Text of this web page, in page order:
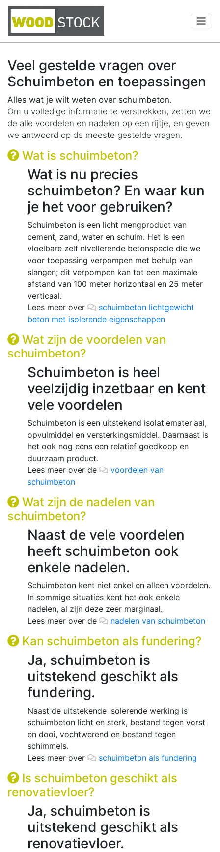
Veel gestelde vragen over
Schuimbeton en toepassingen
Alles wat je wilt weten over schuimbeton.
Om u volledige informatie te verstrekken, zetten we
de alle voordelen en nadelen op een rijtje, en geven
we antwoord op de meeste gestelde vragen.
Wat is schuimbeton?
Wat is nu precies
schuimbeton? En waar kun
je het voor gebruiken?
Schuimbeton is een licht mengproduct van
cement, zand, water en schuim. Het is een
vloeibare zelf nivellerende betonspecie die we
voor toepassing verpompen met behulp van
slangen; dit verpompen kan tot een maximale
afstand van 100 meter horizontaal en 25 meter
verticaal.
Lees meer over
schuimbeton lichtgewicht
beton met isolerende eigenschappen
Wat zijn de voordelen van
schuimbeton?
Schuimbeton is heel
veelzijdig inzetbaar en kent
vele voordelen
Schuimbeton is een uitstekend isolatiemateriaal,
opvulmiddel en versterkingsmiddel. Daarnaast is
het ook nog eens een relatief goedkoop en
duurzaam product.
Lees meer over de
voordelen van
schuimbeton
Wat zijn de nadelen van
schuimbeton?
Naast de vele voordelen
heeft schuimbeton ook
enkele nadelen.
Schuimbeton kent niet enkel en alleen voordelen.
In sommige situaties kent het ook enkele
nadelen, al zijn deze zeer marginaal.
Lees meer over de
nadelen van schuimbeton
Kan schuimbeton als fundering?
Ja, schuimbeton is
uitstekend geschikt als
fundering.
Naast de uitstekende isolerende werking is
schuimbeton licht en sterk, bestand tegen vorst
en dooi, vochtwerend en bestand tegen
schimmels.
Lees meer over
schuimbeton als fundering
Is schuimbeton geschikt als
renovatievloer?
Ja, schuimbeton is
uitstekend geschikt als
renovatievloer.